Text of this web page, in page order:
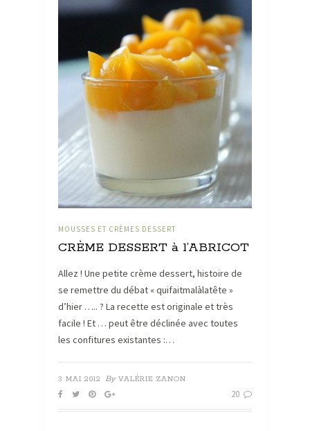
MOUSSES ET CRÈMES DESSERT
CRÈME DESSERT à l’ABRICOT
Allez ! Une petite crème dessert, histoire de
se remettre du débat « quifaitmalàlatête »
d’hier ….. ? La recette est originale et très
facile ! Et … peut être déclinée avec toutes
les confitures existantes :…
3 MAI 2012 By VALÉRIE ZANON
20